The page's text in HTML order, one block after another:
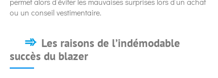
ou un conseil vestimentaire.
Les raisons de l’indémodable
succès du blazer